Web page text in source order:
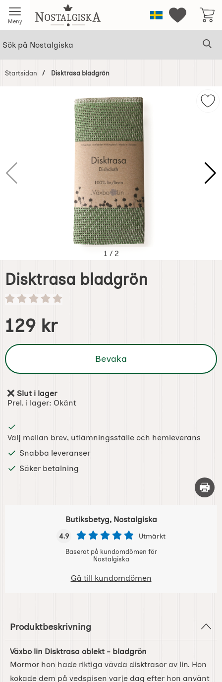
Meny Startsidan för NostalgiskaSverigeMina
Startsidan Disktrasa bladgrön
1 / 2
Disktrasa bladgrön
Handla denna produkt Disktrasa bladgrön
pris
129 kr
Bevaka
Tillgänglighet:
Slut i lager
Prel. i lager: Okänt
Välj mellan brev, utlämningsställe och hemleverans
Snabba leveranser
Säker betalning
Skriv
Butiksbetyg, Nostalgiska
4.9 Utmärkt
Baserat på kundomdömen för
Nostalgiska
Gå till kundomdömen
Produktbeskrivning
Växbo lin Disktrasa oblekt - bladgrön
Mormor hon hade riktiga vävda disktrasor av lin. Hon
kokade dem på vedspisen varje dag efter hon använt